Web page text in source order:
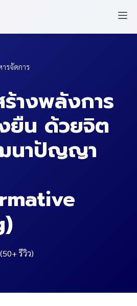
รจัดการ
ร้างพลังการ
ยืน ด้วยจิต
นาปัญญา
รีวิว)